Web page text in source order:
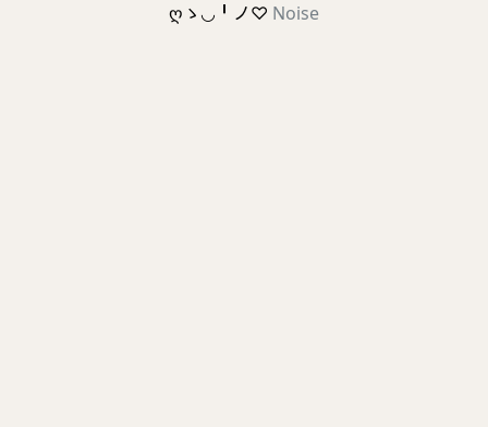
ღゝ◡╹ノ♡ Noise